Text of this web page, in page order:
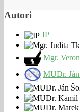
Autori
IP
Mgr.
MUDr.